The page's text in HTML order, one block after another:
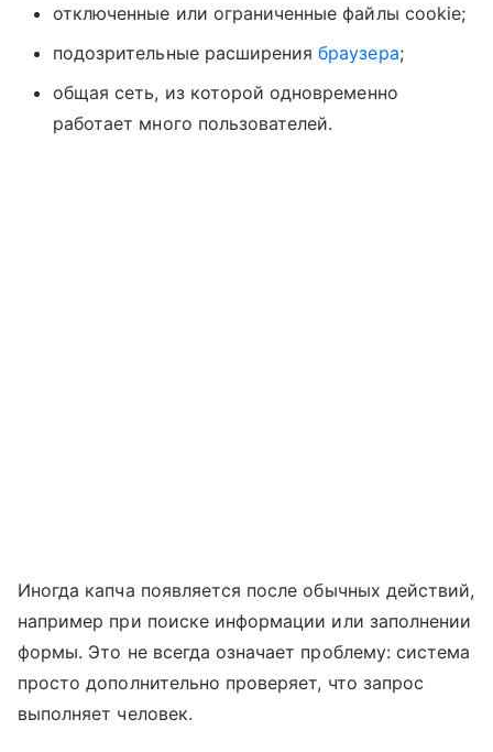
отключенные или ограниченные файлы cookie;
подозрительные расширениябраузера;
общая сеть, из которой одновременно
работает много пользователей.
Иногда капча появляется после обычных действий,
например при поиске информации или заполнении
формы. Это не всегда означает проблему: система
просто дополнительно проверяет, что запрос
выполняет человек.